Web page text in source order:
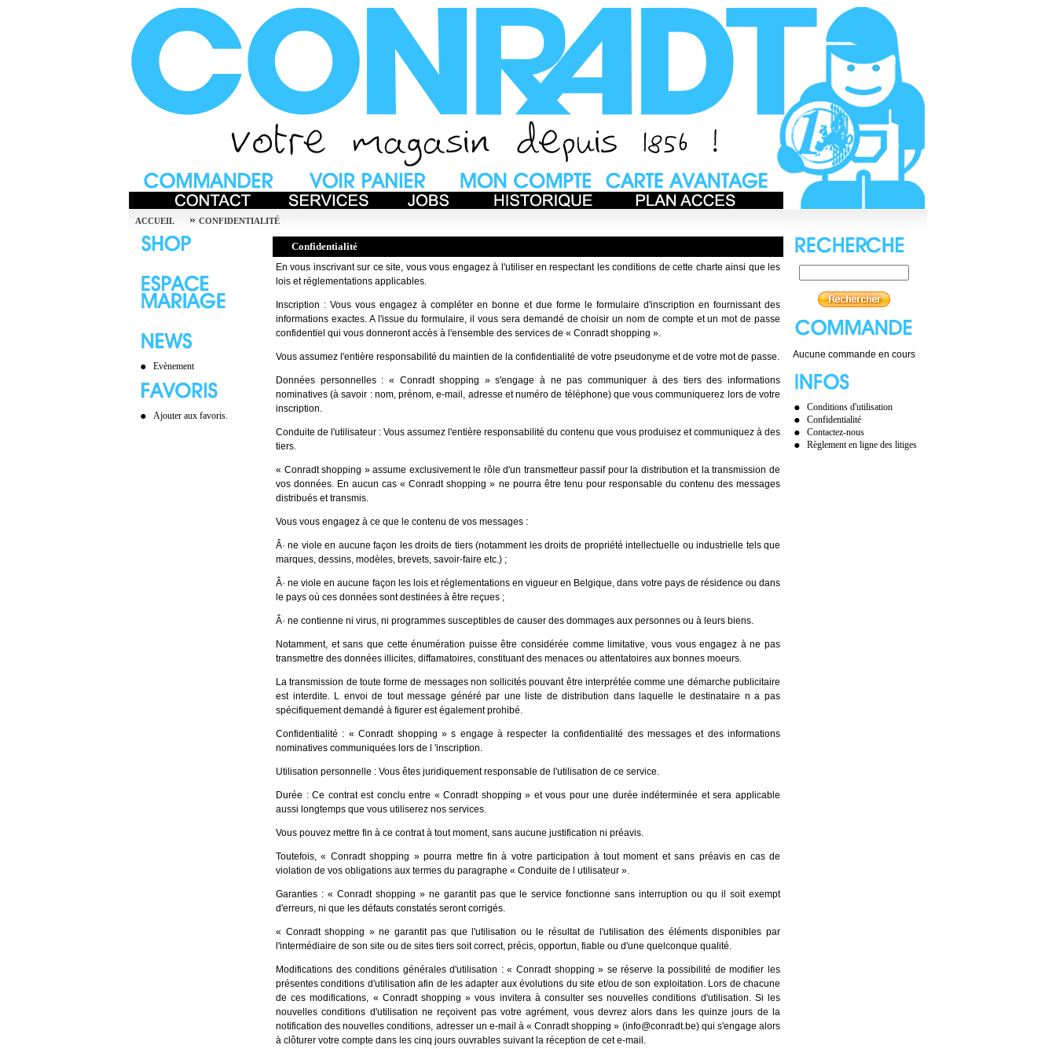
ACCUEIL » CONFIDENTIALITÉ
Evènement
Ajouter aux favoris.
Confidentialité
En vous inscrivant sur ce site, vous vous engagez à l'utiliser en respectant les conditions de cette charte ainsi que les
lois et réglementations applicables.
Inscription : Vous vous engagez à compléter en bonne et due forme le formulaire d'inscription en fournissant des
informations exactes. A l'issue du formulaire, il vous sera demandé de choisir un nom de compte et un mot de passe
confidentiel qui vous donneront accès à l'ensemble des services de « Conradt shopping ».
Vous assumez l'entière responsabilité du maintien de la confidentialité de votre pseudonyme et de votre mot de passe.
Données personnelles : « Conradt shopping » s'engage à ne pas communiquer à des tiers des informations
nominatives (à savoir : nom, prénom, e-mail, adresse et numéro de téléphone) que vous communiquerez lors de votre
inscription.
Conduite de l'utilisateur : Vous assumez l'entière responsabilité du contenu que vous produisez et communiquez à des
tiers.
« Conradt shopping » assume exclusivement le rôle d'un transmetteur passif pour la distribution et la transmission de
vos données. En aucun cas « Conradt shopping » ne pourra être tenu pour responsable du contenu des messages
distribués et transmis.
Vous vous engagez à ce que le contenu de vos messages :
Â· ne viole en aucune façon les droits de tiers (notamment les droits de propriété intellectuelle ou industrielle tels que
marques, dessins, modèles, brevets, savoir-faire etc.) ;
Â· ne viole en aucune façon les lois et réglementations en vigueur en Belgique, dans votre pays de résidence ou dans
le pays où ces données sont destinées à être reçues ;
Â· ne contienne ni virus, ni programmes susceptibles de causer des dommages aux personnes ou à leurs biens.
Notamment, et sans que cette énumération puisse être considérée comme limitative, vous vous engagez à ne pas
transmettre des données illicites, diffamatoires, constituant des menaces ou attentatoires aux bonnes moeurs.
La transmission de toute forme de messages non sollicités pouvant être interprétée comme une démarche publicitaire
est interdite. L envoi de tout message généré par une liste de distribution dans laquelle le destinataire n a pas
spécifiquement demandé à figurer est également prohibé.
Confidentialité : « Conradt shopping » s engage à respecter la confidentialité des messages et des informations
nominatives communiquées lors de l 'inscription.
Utilisation personnelle : Vous êtes juridiquement responsable de l'utilisation de ce service.
Durée : Ce contrat est conclu entre « Conradt shopping » et vous pour une durée indéterminée et sera applicable
aussi longtemps que vous utiliserez nos services.
Vous pouvez mettre fin à ce contrat à tout moment, sans aucune justification ni préavis.
Toutefois, « Conradt shopping » pourra mettre fin à votre participation à tout moment et sans préavis en cas de
violation de vos obligations aux termes du paragraphe « Conduite de l utilisateur ».
Garanties : « Conradt shopping » ne garantit pas que le service fonctionne sans interruption ou qu il soit exempt
d'erreurs, ni que les défauts constatés seront corrigés.
« Conradt shopping » ne garantit pas que l'utilisation ou le résultat de l'utilisation des éléments disponibles par
l'intermédiaire de son site ou de sites tiers soit correct, précis, opportun, fiable ou d'une quelconque qualité.
Modifications des conditions générales d'utilisation : « Conradt shopping » se réserve la possibilité de modifier les
présentes conditions d'utilisation afin de les adapter aux évolutions du site et/ou de son exploitation. Lors de chacune
de ces modifications, « Conradt shopping » vous invitera à consulter ses nouvelles conditions d'utilisation. Si les
nouvelles conditions d'utilisation ne reçoivent pas votre agrément, vous devrez alors dans les quinze jours de la
notification des nouvelles conditions, adresser un e-mail à « Conradt shopping » (info@conradt.be) qui s'engage alors
à clôturer votre compte dans les cinq jours ouvrables suivant la réception de cet e-mail.
Aucune commande en cours
Conditions d'utilisation
Confidentialité
Contactez-nous
Règlement en ligne des litiges